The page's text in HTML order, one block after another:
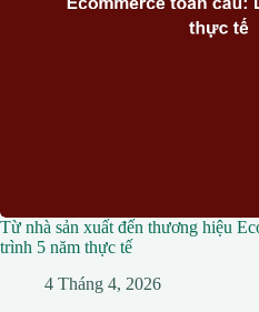
Từ nhà sản xuất đến thương hiệu
trình 5 năm thực tế
4 Tháng 4, 2026